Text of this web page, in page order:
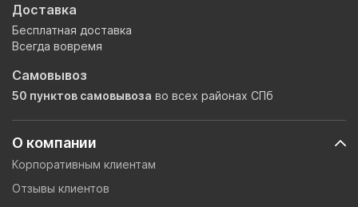
О компании
Корпоративным клиентам
Отзывы клиентов
Доставка
Бесплатная доставка
Всегда вовремя
Самовывоз
50 пунктов самовывоза во всех районах СПб